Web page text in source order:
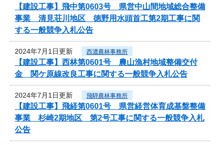
【建設工事】飛中第0603号 県営中山間地域総合整備
事業 清見荘川地区 徳野用水頭首工第2期工事に関
する一般競争入札公告
2024年7月1日更新 西濃農林事務所
【建設工事】西林第0601号 農山漁村地域整備交付
金 関ケ原線改良工事に関する一般競争入札公告
2024年7月1日更新 飛騨農林事務所
【建設工事】飛経第0601号 県営経営体育成基盤整備
事業 杉崎2期地区 第2号工事に関する一般競争入札
公告